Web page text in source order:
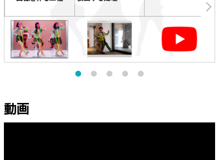
arrow_forward_ios
動画